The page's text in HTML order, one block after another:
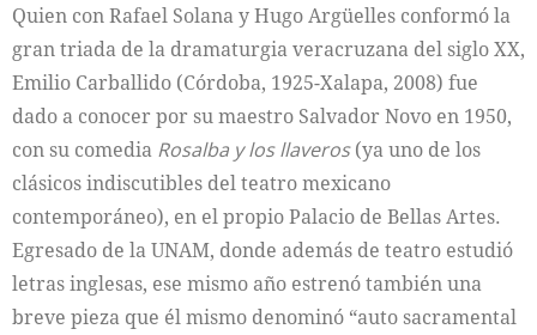
Quien con Rafael Solana y Hugo Argüelles conformó la
gran triada de la dramaturgia veracruzana del siglo XX,
Emilio Carballido (Córdoba, 1925-Xalapa, 2008) fue
dado a conocer por su maestro Salvador Novo en 1950,
con su comedia Rosalba y los llaveros(ya uno de los
clásicos indiscutibles del teatro mexicano
contemporáneo), en el propio Palacio de Bellas Artes.
Egresado de la UNAM, donde además de teatro estudió
letras inglesas, ese mismo año estrenó también una
breve pieza que él mismo denominó “auto sacramental